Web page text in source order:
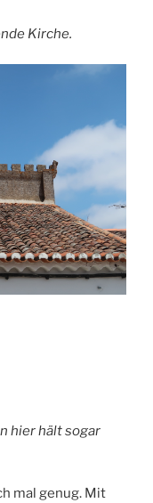
Kirche.
hier hält sogar
mal genug. Mit